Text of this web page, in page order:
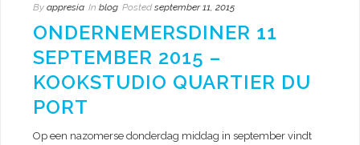
By appresia In blog Posted september 11, 2015
ONDERNEMERSDINER 11
SEPTEMBER 2015 –
KOOKSTUDIO QUARTIER DU
PORT
Op een nazomerse donderdag middag in september vindt